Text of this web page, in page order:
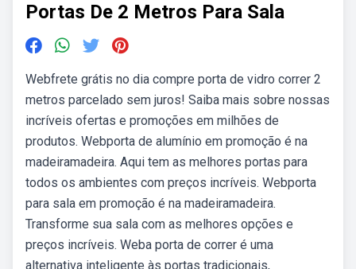
Portas De 2 Metros Para Sala
Webfrete grátis no dia compre porta de vidro correr 2
metros parcelado sem juros! Saiba mais sobre nossas
incríveis ofertas e promoções em milhões de
produtos. Webporta de alumínio em promoção é na
madeiramadeira. Aqui tem as melhores portas para
todos os ambientes com preços incríveis. Webporta
para sala em promoção é na madeiramadeira.
Transforme sua sala com as melhores opções e
preços incríveis. Weba porta de correr é uma
alternativa inteligente às portas tradicionais,